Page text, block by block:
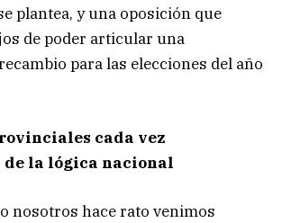
plantea, y una oposición que
de poder articular una
para las elecciones del año
cada vez
de la lógica nacional
nosotros hace rato venimos